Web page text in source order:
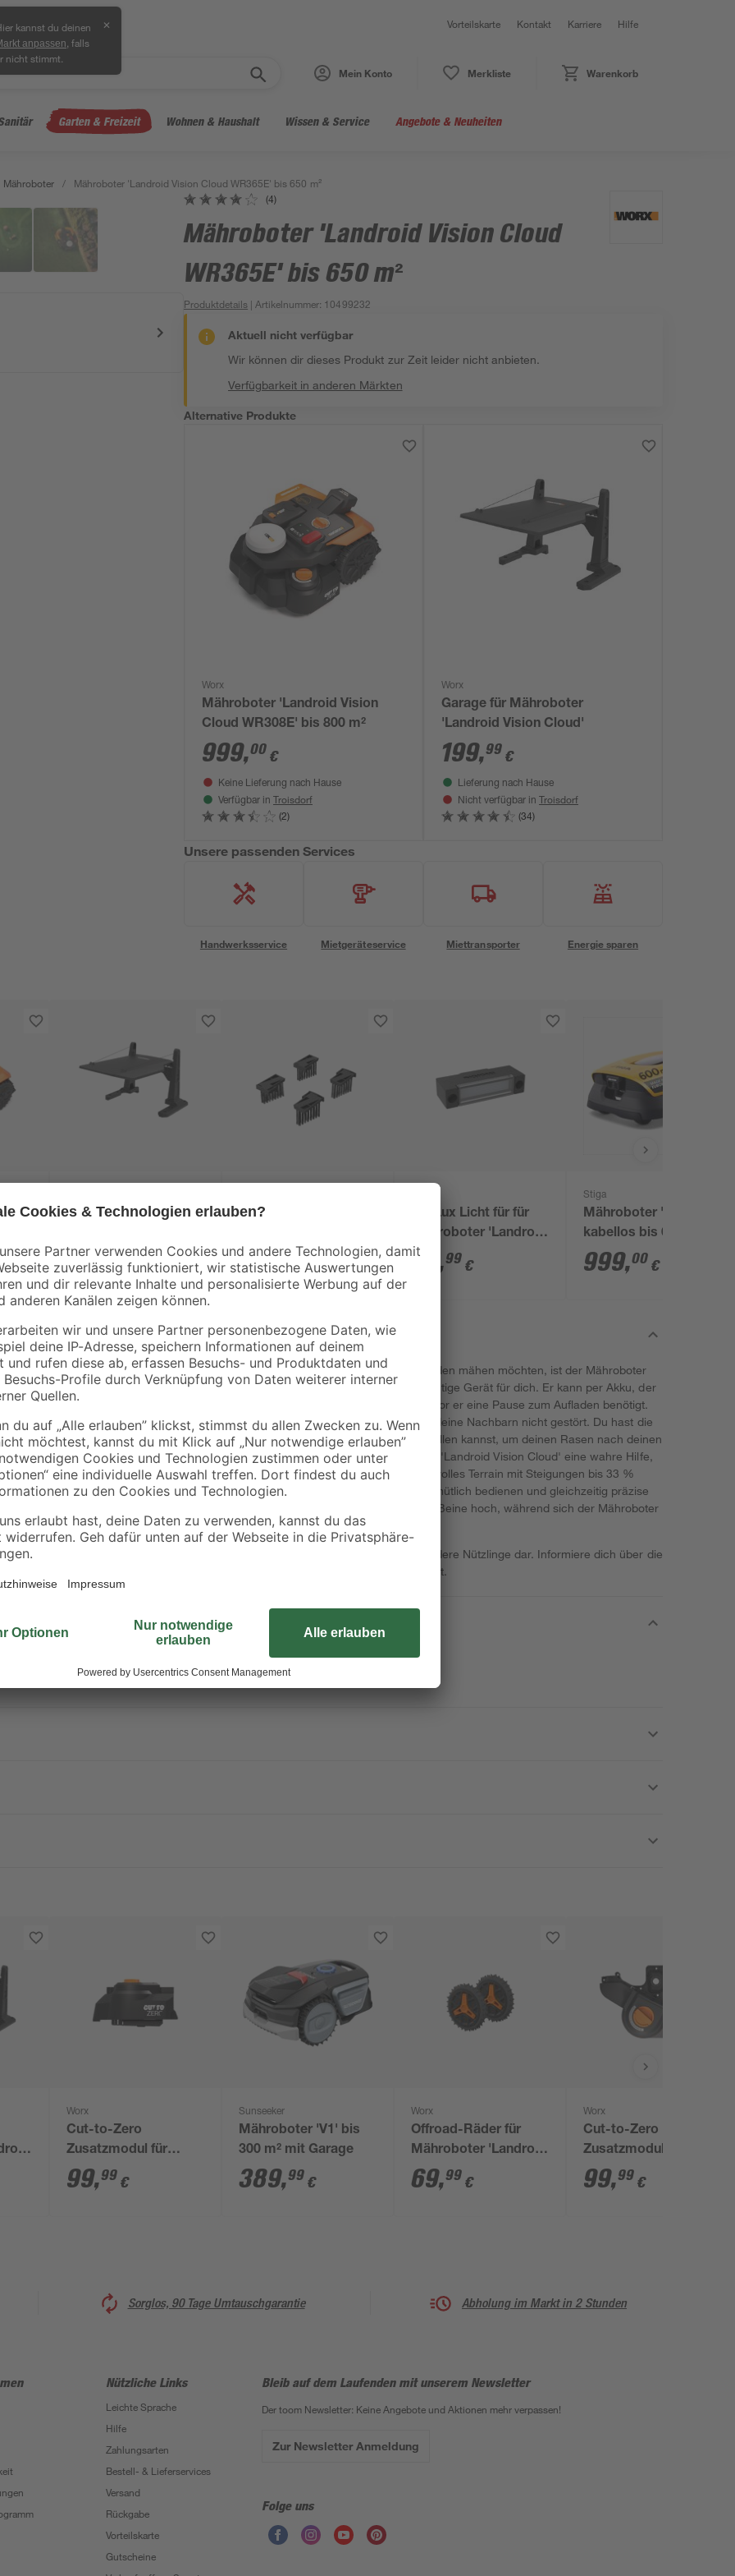
kannst du deinen
anpassen , falls
nicht stimmt.
✕ Vorteilskarte Kontakt Karriere Hilfe
Mein Konto Merkliste Warenkorb
Garten & Freizeit Wohnen & Haushalt Wissen & Service Angebote & Neuheiten
Mähroboter / Mähroboter 'Landroid Vision Cloud WR365E' bis 650 m²
(4)
Mähroboter 'Landroid Vision Cloud
WR365E' bis 650 m²
Produktdetails | Artikelnummer: 10499232
Aktuell nicht verfügbar
Wir können dir dieses Produkt zur Zeit leider nicht anbieten.
Verfügbarkeit in anderen Märkten
Alternative Produkte
Worx
Mähroboter 'Landroid Vision
Cloud WR308E' bis 800 m²
999,00 €
Keine Lieferung nach Hause
Verfügbar in Troisdorf
(2)
Worx
Garage für Mähroboter
'Landroid Vision Cloud'
199,99 €
Lieferung nach Hause
Nicht verfügbar in Troisdorf
(34)
Unsere passenden Services
Handwerksservice Mietgeräteservice Miettransporter Energie sparen
Garage für
Vision Cloud'
199,99€
Reinigungsbürste für
Vision Cloud 4WD'
19,99€
FiatLux Licht für für
Mähroboter 'Landroid
Vision Cloud 2WD'
39 ,99 €
Stiga
Mähroboter 'A 6v'
kabellos bis 600 m²
999,00 €
in geraden Bahnen
kabellose Einrichtung
dank V-SLAM-
– sicheres Mähen bis an
Wenn du deinen Rasen in regelmäßigen Abständen mähen möchten, ist der Mähroboter
'Landroid Vision Cloud' von Worx genau das richtige Gerät für dich. Er kann per Akku, der
im Lieferumfang enthalten ist, lange mähen, bevor er eine Pause zum Aufladen benötigt.
Dabei arbeitet er relativ leise - so werden auch deine Nachbarn nicht gestört. Du hast die
Auswahl zwischen 7 Schnitthöhen, die du einstellen kannst, um deinen Rasen nach deinen
Vorstellungen zu gestalten. Außerdem ist dir der 'Landroid Vision Cloud' eine wahre Hilfe,
wenn deine Rasenfläche hügelig ist. Anspruchsvolles Terrain mit Steigungen bis 33 %
bewältigt er mühelos. Per App kannst du ihn gemütlich bedienen und gleichzeitig präzise
Mähergebnisse erzielen. Also leg entspannt die Beine hoch, während sich der Mähroboter
um deinen Rasen kümmert!
Rasenmäher stellen eine Gefahr für Igel und andere Nützlinge dar. Informiere dich über die
und wie du sie schützen kannst.
Worx
Cut-to-Zero
Zusatzmodul für
Mähroboter 'Landroid
Vision Cloud'
99,99 €
Sunseeker
Mähroboter 'V1' bis
300 m² mit Garage
389,99 €
Worx
Offroad-Räder für
Mähroboter 'Landroid
Vision Cloud'
69,99 €
Worx
Cut-to-Zero
Zusatzmodul für
Mähroboter 'Landroid
Vision Cloud'
99,99 €
Sorglos, 90 Tage Umtauschgarantie Abholung im Markt in 2 Stunden
Nützliche Links
Leichte Sprache
Hilfe
Zahlungsarten
Bestell- & Lieferservices
Versand
Rückgabe
Vorteilskarte
Gutscheine
Bleib auf dem Laufenden mit unserem Newsletter
Der toom Newsletter: Keine Angebote und Aktionen mehr verpassen!
Zur Newsletter Anmeldung
Folge uns